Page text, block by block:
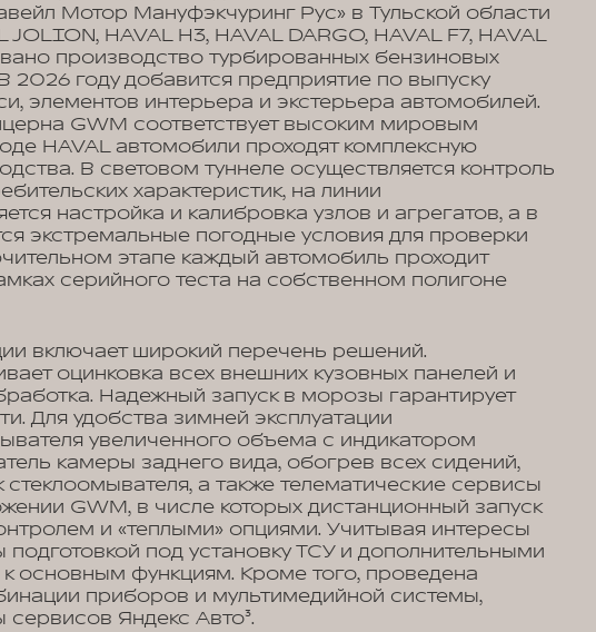
Мотор Мануфэкчуринг Рус» в Тульской области
HAVAL H3, HAVAL DARGO, HAVAL F7, HAVAL
производство турбированных бензиновых
2026 году добавится предприятие по выпуску
элементов интерьера и экстерьера автомобилей.
GWM соответствует высоким мировым
HAVAL автомобили проходят комплексную
В световом туннеле осуществляется контроль
характеристик, на линии
настройка и калибровка узлов и агрегатов, а в
экстремальные погодные условия для проверки
этапе каждый автомобиль проходит
серийного теста на собственном полигоне
включает широкий перечень решений.
оцинковка всех внешних кузовных панелей и
Надежный запуск в морозы гарантирует
Для удобства зимней эксплуатации
увеличенного объема с индикатором
камеры заднего вида, обогрев всех сидений,
стеклоомывателя, а также телематические сервисы
GWM, в числе которых дистанционный запуск
и «теплыми» опциями. Учитывая интересы
под установку ТСУ и дополнительными
основным функциям. Кроме того, проведена
приборов и мультимедийной системы,
Яндекс Авто³.